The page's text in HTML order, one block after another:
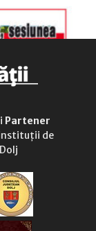
Partener
de